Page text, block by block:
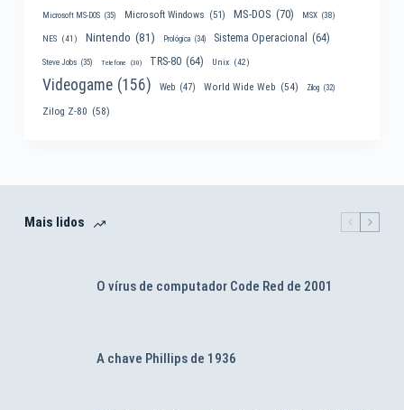
Microsoft MS-DOS (35) Microsoft Windows (51) MS-DOS (70) MSX (38)
NES (41) Nintendo (81) Prológica (34) Sistema Operacional (64)
Steve Jobs (35) Telefone (30) TRS-80 (64) Unix (42)
Videogame (156) Web (47) World Wide Web (54) Zilog (32)
Zilog Z-80 (58)
Mais lidos
O vírus de computador Code Red de 2001
A chave Phillips de 1936